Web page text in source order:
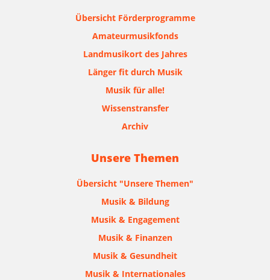
Übersicht Förderprogramme
Amateurmusikfonds
Landmusikort des Jahres
Länger fit durch Musik
Musik für alle!
Wissenstransfer
Archiv
Unsere Themen
Übersicht "Unsere Themen"
Musik & Bildung
Musik & Engagement
Musik & Finanzen
Musik & Gesundheit
Musik & Internationales